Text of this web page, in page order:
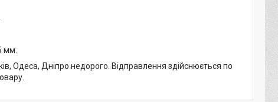
мм.
Одеса, Дніпро недорого. Відправлення здійснюється по